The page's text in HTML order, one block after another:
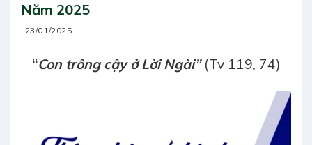
Năm 2025
23/01/2025
“Con trông cậy ở Lời Ngài”(Tv 119, 74)